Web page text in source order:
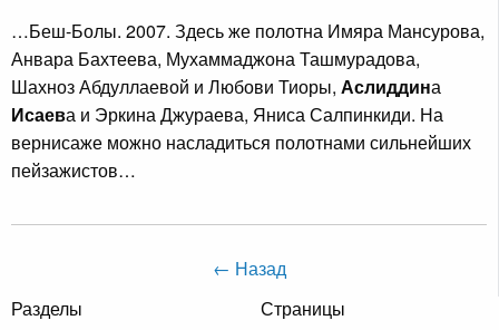
…Беш-Болы. 2007. Здесь же полотна Имяра Мансурова,
Анвара Бахтеева, Мухаммаджона Ташмурадова,
Шахноз Абдуллаевой и Любови Тиоры, Аслиддина
Исаева и Эркина Джураева, Яниса Салпинкиди. На
вернисаже можно насладиться полотнами сильнейших
пейзажистов…
← Назад
Разделы
Страницы